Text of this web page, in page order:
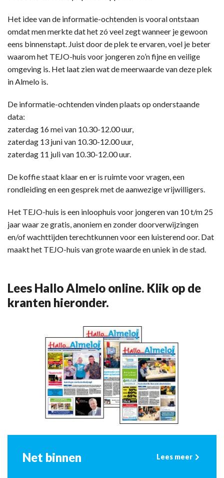
Het idee van de informatie-ochtenden is vooral ontstaan
omdat men merkte dat het zó veel zegt wanneer je gewoon
eens binnenstapt. Juist door de plek te ervaren, voel je beter
waarom het TEJO-huis voor jongeren zo’n fijne en veilige
omgeving is. Het laat zien wat de meerwaarde van deze plek
in Almelo is.
De informatie-ochtenden vinden plaats op onderstaande
data:
zaterdag 16 mei van 10.30-12.00 uur,
zaterdag 13 juni van 10.30-12.00 uur,
zaterdag 11 juli van 10.30-12.00 uur.
De koffie staat klaar en er is ruimte voor vragen, een
rondleiding en een gesprek met de aanwezige vrijwilligers.
Het TEJO-huis is een inloophuis voor jongeren van 10 t/m 25
jaar waar ze gratis, anoniem en zonder doorverwijzingen
en/of wachttijden terechtkunnen voor een luisterend oor. Dat
maakt het TEJO-huis van grote waarde en uniek in de stad.
Lees Hallo Almelo online. Klik op de
kranten hieronder.
Net binnen Lees meer